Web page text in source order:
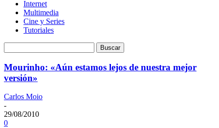
Internet
Multimedia
Cine y Series
Tutoriales
Mourinho: «Aún estamos lejos de nuestra mejor
versión»
Carlos Moio
-
29/08/2010
0